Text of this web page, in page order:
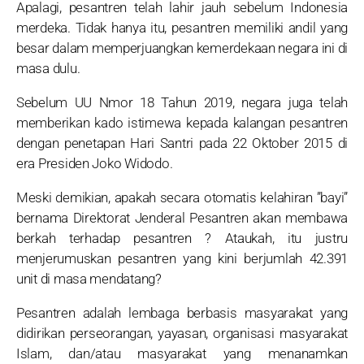
Apalagi, pesantren telah lahir jauh sebelum Indonesia
merdeka. Tidak hanya itu, pesantren memiliki andil yang
besar dalam memperjuangkan kemerdekaan negara ini di
masa dulu.
Sebelum UU Nmor 18 Tahun 2019, negara juga telah
memberikan kado istimewa kepada kalangan pesantren
dengan penetapan Hari Santri pada 22 Oktober 2015 di
era Presiden Joko Widodo.
Meski demikian, apakah secara otomatis kelahiran ”bayi”
bernama Direktorat Jenderal Pesantren akan membawa
berkah terhadap pesantren ? Ataukah, itu justru
menjerumuskan pesantren yang kini berjumlah 42.391
unit di masa mendatang?
Pesantren adalah lembaga berbasis masyarakat yang
didirikan perseorangan, yayasan, organisasi masyarakat
Islam, dan/atau masyarakat yang menanamkan